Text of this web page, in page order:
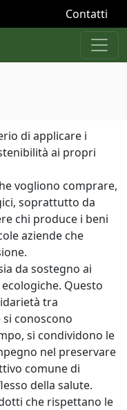
Contatti
di applicare i
ai propri
vogliono comprare,
soprattutto da
chi produce i beni
aziende che
da sostegno ai
Questo
tra
conoscono
si condividono le
nel preservare
comune di
della salute.
che rispettano le